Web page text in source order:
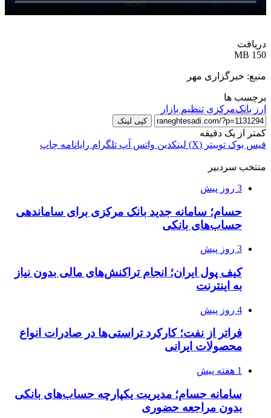
دریافت
150 MB
منبع: خبرگزاری مهر
برچسب ها
ارز بانک‌مرکزی تنظیم بازار
کپی لینک
کمتر از یک دقیقه
فیس بوک توییتر (X) لینکدین واتس آپ تلگرام رایانامه چاپ
منتخب سردبیر
3 روز پیش
حسام؛ سامانه جدید بانک مرکزی برای ساماندهی
حساب‌های بانکی
3 روز پیش
کیف پول ایران؛ انجام تراکنش‌های مالی بدون نیاز
به اینترنت
4 روز پیش
فراتر از نفت؛ کارکرد تراستی‌ها در صادرات انواع
محصولات ایرانی
1 هفته پیش
سامانه حسام؛ مدیریت یکپارچه حساب‌های بانکی
بدون مراجعه حضوری